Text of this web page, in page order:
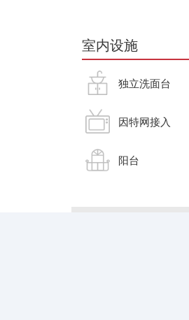
室内设施
独立洗面台
因特网接入
阳台